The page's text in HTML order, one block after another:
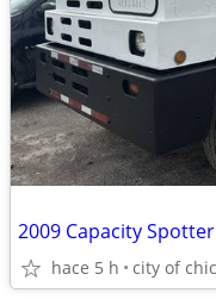
2009 Capacity
hace 5 h city of